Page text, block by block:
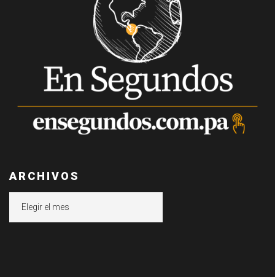
ARCHIVOS